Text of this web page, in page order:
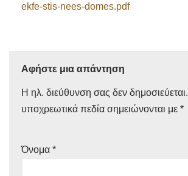
ekfe-stis-nees-domes.pdf
Αφήστε μια απάντηση
Η ηλ. διεύθυνση σας δεν δημοσιεύεται.
υποχρεωτικά πεδία σημειώνονται με *
Όνομα *